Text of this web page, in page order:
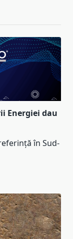
Energiei dau
în Sud-